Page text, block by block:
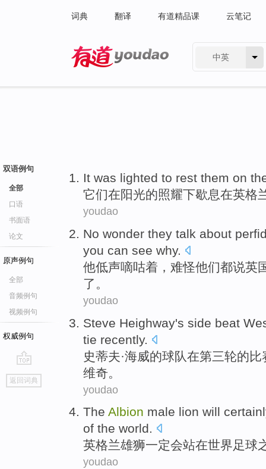
词典 翻译 有道精品课 云笔记
中英
双语例句
全部
口语
书面语
论文
原声例句
全部
音频例句
视频例句
权威例句
go
top
返回词典
It was lighted to rest them on
它们在阳光的照耀下歇息在英格
youdao
No wonder they talk about
you can see why.
他低声嘀咕着 ， 难怪他们都说英
了。
youdao
Steve Heighway's side beat
tie recently.
史蒂夫·海威的球队在第三轮的比
维奇。
youdao
The Albion male lion will
of the world.
英格兰雄狮一定会站在世界足球
youdao